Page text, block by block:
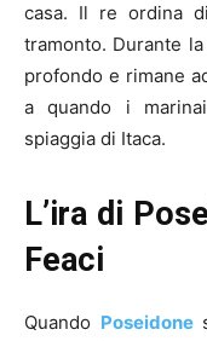
casa. Il re ordina
tramonto. Durante
profondo e rimane
a quando i
spiaggia di Itaca.
L’ira di
Feaci
Quando Poseidone